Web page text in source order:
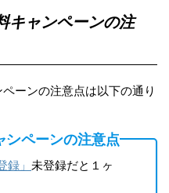
キャンペーンの注
ーンの注意点は以下の通り
ペーンの注意点
」 未登録だと１ヶ